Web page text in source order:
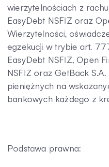
wierzytelnościach z
EasyDebt NSFIZ oraz
Wierzytelności,
egzekucji w trybie art.
EasyDebt NSFIZ, Open
NSFIZ oraz GetBack
pieniężnych na
bankowych każdego z
Podstawa prawna: